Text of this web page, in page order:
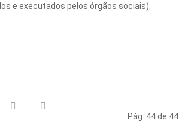
e executados pelos órgãos sociais).
Pág. 44 de 44